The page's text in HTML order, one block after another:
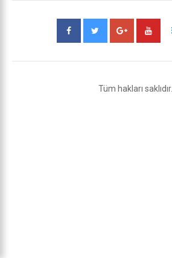
Tüm hakları saklıdır.